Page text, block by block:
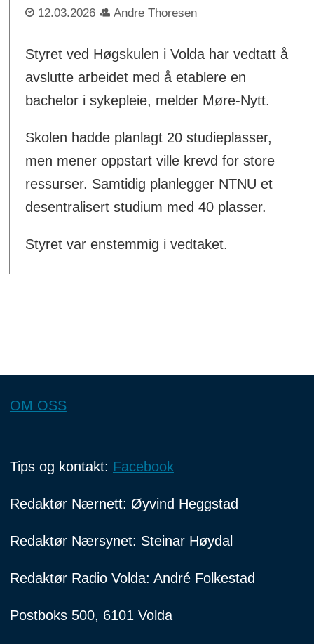
12.03.2026 Andre Thoresen
Styret ved Høgskulen i Volda har vedtatt å
avslutte arbeidet med å etablere en
bachelor i sykepleie, melder Møre-Nytt.
Skolen hadde planlagt 20 studieplasser,
men mener oppstart ville krevd for store
ressurser. Samtidig planlegger NTNU et
desentralisert studium med 40 plasser.
Styret var enstemmig i vedtaket.
OM OSS
Tips og kontakt: Facebook
Redaktør Nærnett: Øyvind Heggstad
Redaktør Nærsynet: Steinar Høydal
Redaktør Radio Volda: André Folkestad
Postboks 500, 6101 Volda